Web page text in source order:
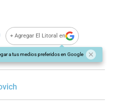
+ Agregar El Litoral en
a tus medios preferidos en Google